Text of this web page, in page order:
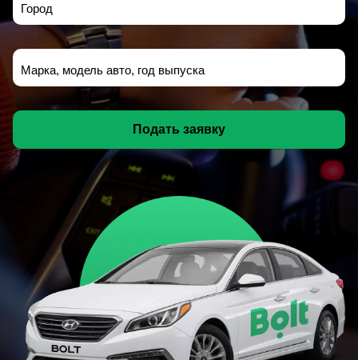
Город
Марка, модель авто, год выпуска
Подать заявку